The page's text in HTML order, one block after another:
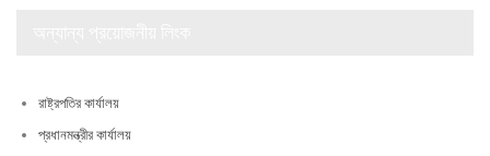
রাষ্ট্রপতির কার্যালয়
প্রধানমন্ত্রীর কার্যালয়